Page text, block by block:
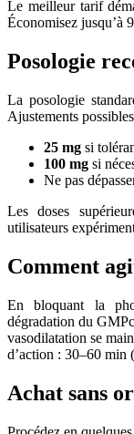
Le meilleur tarif
Économisez jusqu’à
Posologie
La posologie
Ajustements
25 mg si
100 mg si
Ne pas
Les doses
utilisateurs
Comment
En bloquant la
dégradation du
vasodilatation se
d’action : 30–60 min
Achat sans